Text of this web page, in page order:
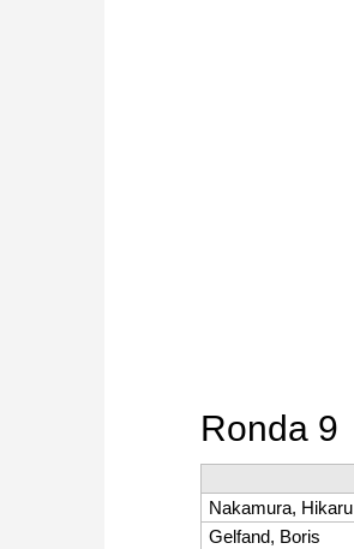
Ronda 9
Nakamura, Hikaru
Gelfand, Boris